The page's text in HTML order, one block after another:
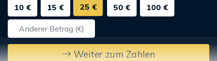
10 €
15 € 25 € 50 € 100 €
Weiter zum Zahlen